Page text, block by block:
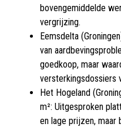
bovengemiddelde
vergrijzing.
Eemsdelta
van
goedkoop, maar
versterkingsdossiers
Het Hogeland
m²: Uitgesproken
en lage prijzen, maar